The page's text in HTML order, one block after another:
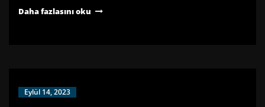
Daha fazlasını oku
Eylül 14, 2023